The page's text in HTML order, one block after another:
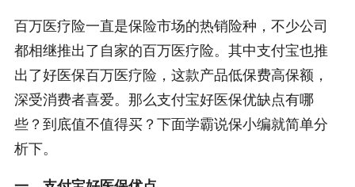
百万医疗险一直是保险市场的热销险种，不少公司
都相继推出了自家的百万医疗险。其中支付宝也推
出了好医保百万医疗险，这款产品低保费高保额，
深受消费者喜爱。那么支付宝好医保优缺点有哪
些？到底值不值得买？下面学霸说保小编就简单分
析下。